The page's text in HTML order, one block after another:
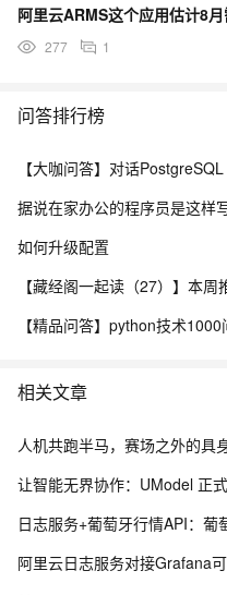
277 1
问答排行榜
据说在家办公的程序员是这样
如何升级配置
【精品问答】python技术1000
相关文章
人机共跑半马，赛场之外的具
让智能无界协作：UModel 正
日志服务+葡萄牙行情API：
阿里云日志服务对接Grafana